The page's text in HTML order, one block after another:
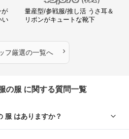
が
い
量産型/参戦服/推し活 うさ耳＆
リボンがキュートな靴下
フ厳選の一覧へ ›
の服 に関する質問一覧
服 はありますか？